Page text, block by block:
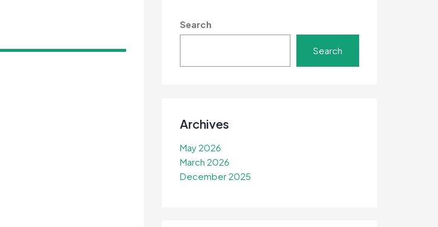
Search
Search
Archives
May 2026
March 2026
December 2025